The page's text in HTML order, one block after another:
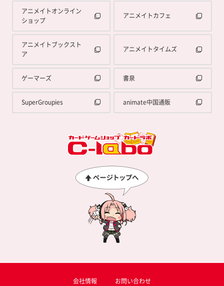
アニメイトオンライン
ショップ
アニメイトカフェ
アニメイトブックスト
ア
アニメイトタイムズ
ゲーマーズ 書泉
SuperGroupies animate中国通販
会社情報 お問い合わせ